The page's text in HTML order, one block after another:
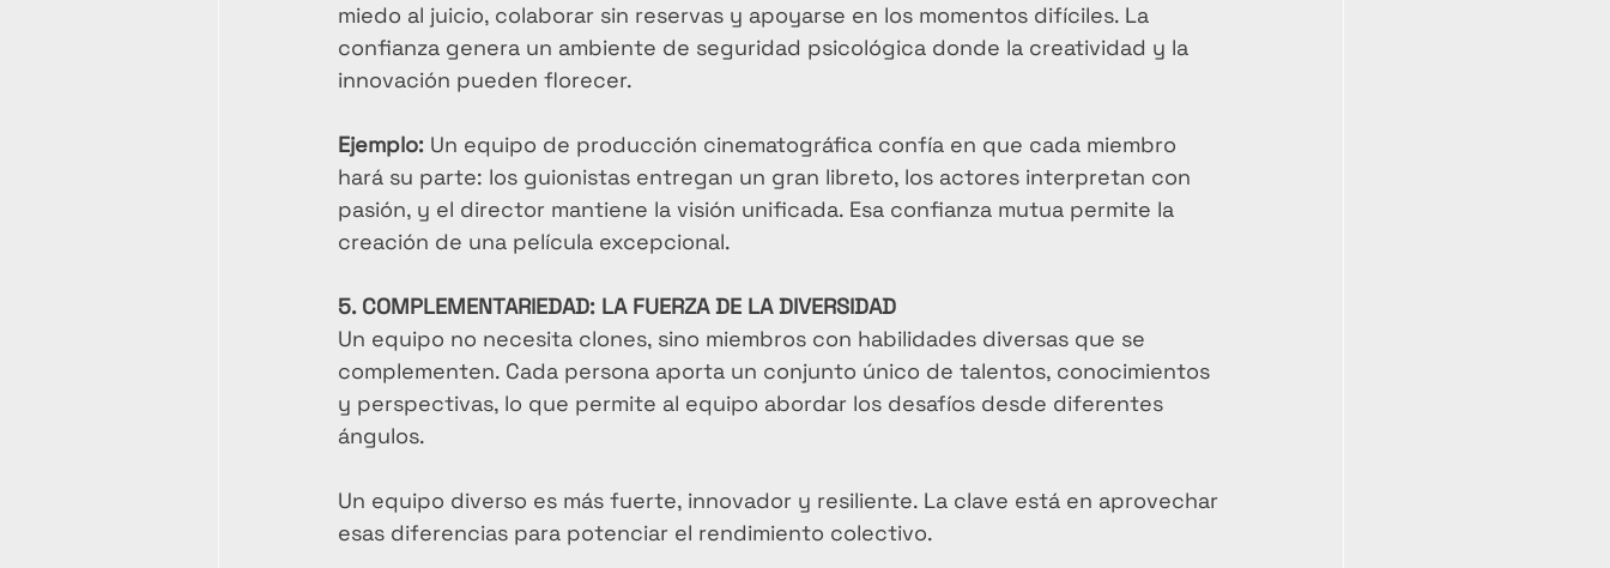
miedo al juicio, colaborar sin reservas y apoyarse en los momentos difíciles. La
confianza genera un ambiente de seguridad psicológica donde la creatividad y la
innovación pueden florecer.
Ejemplo: Un equipo de producción cinematográfica confía en que cada miembro
hará su parte: los guionistas entregan un gran libreto, los actores interpretan con
pasión, y el director mantiene la visión unificada. Esa confianza mutua permite la
creación de una película excepcional.
5. COMPLEMENTARIEDAD: LA FUERZA DE LA DIVERSIDAD
Un equipo no necesita clones, sino miembros con habilidades diversas que se
complementen. Cada persona aporta un conjunto único de talentos, conocimientos
y perspectivas, lo que permite al equipo abordar los desafíos desde diferentes
ángulos.
Un equipo diverso es más fuerte, innovador y resiliente. La clave está en aprovechar
esas diferencias para potenciar el rendimiento colectivo.